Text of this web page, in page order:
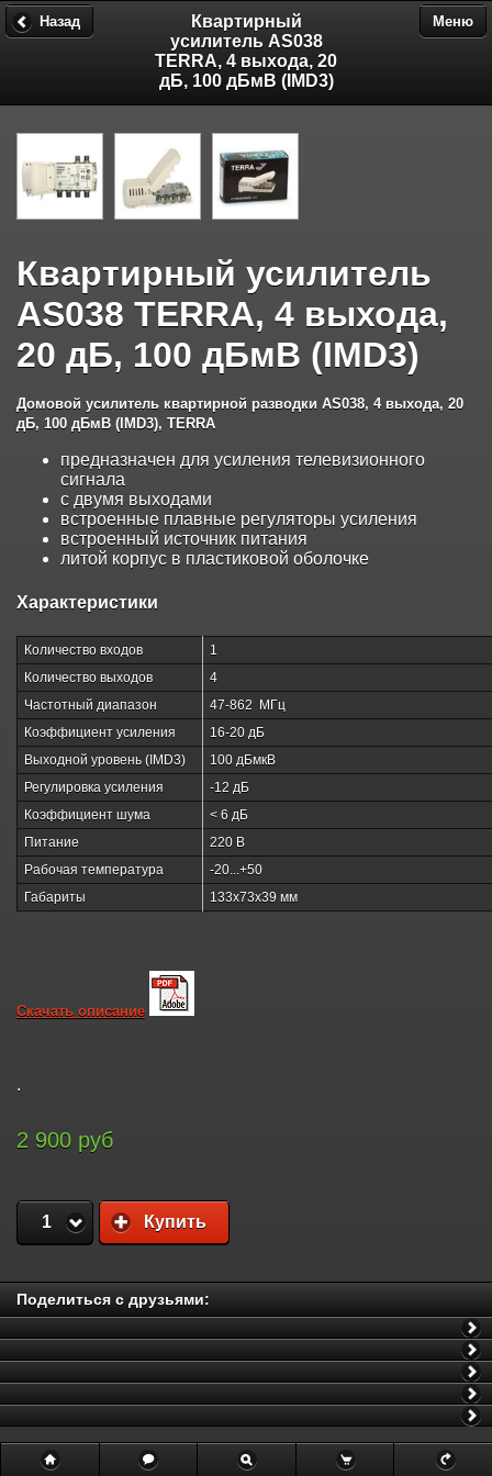
Квартирный
усилитель AS038
TERRA, 4 выхода, 20
дБ, 100 дБмВ (IMD3)
Назад Меню
Квартирный усилитель
AS038 TERRA, 4 выхода,
20 дБ, 100 дБмВ (IMD3)
Домовой усилитель квартирной разводки AS038, 4 выхода, 20
дБ, 100 дБмВ (IMD3), TERRA
предназначен для усиления телевизионного
сигнала
с двумя выходами
встроенные плавные регуляторы усиления
встроенный источник питания
литой корпус в пластиковой оболочке
Характеристики
Количество входов
1
Количество выходов
4
Частотный диапазон
47-862 МГц
Коэффициент усиления
16-20 дБ
Выходной уровень (IMD3)
100 дБмкВ
Регулировка усиления
-12 дБ
Коэффициент шума
< 6 дБ
Питание
220 В
Рабочая температура
-20...+50
Габариты
133х73х39 мм
Скачать описание
.
2 900 руб
1 Купить
Поделиться с друзьями: